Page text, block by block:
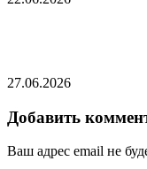
27.06.2026
Добавить
Ваш адрес email не